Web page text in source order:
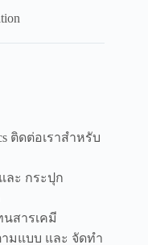
ติดต่อเราสำหรับ
ละ กระปุก
สารเคมี
มแบบ และ จัดทำ